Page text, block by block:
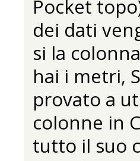
Pocket
dei dati
si la
hai i metri,
provato a
colonne in
tutto il suo